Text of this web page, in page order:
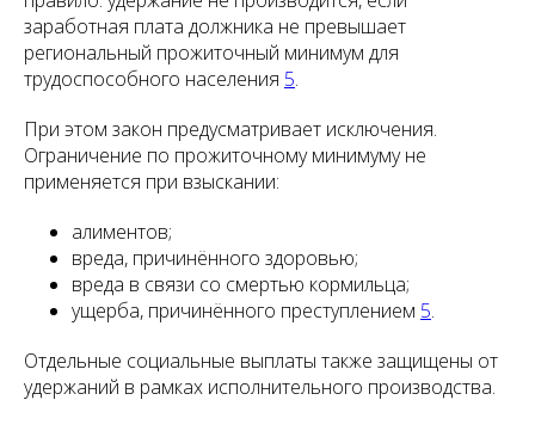
заработная плата должника не превышает
региональный прожиточный минимум для
трудоспособного населения 5.
При этом закон предусматривает исключения.
Ограничение по прожиточному минимуму не
применяется при взыскании:
алиментов;
вреда, причинённого здоровью;
вреда в связи со смертью кормильца;
ущерба, причинённого преступлением 5.
Отдельные социальные выплаты также защищены от
удержаний в рамках исполнительного производства.